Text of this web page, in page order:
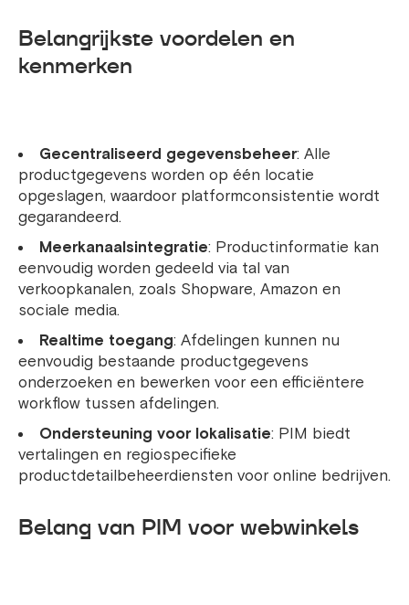
Belangrijkste voordelen en
kenmerken
Gecentraliseerd gegevensbeheer: Alle
productgegevens worden op één locatie
opgeslagen, waardoor platformconsistentie wordt
gegarandeerd.
Meerkanaalsintegratie: Productinformatie kan
eenvoudig worden gedeeld via tal van
verkoopkanalen, zoals Shopware, Amazon en
sociale media.
Realtime toegang: Afdelingen kunnen nu
eenvoudig bestaande productgegevens
onderzoeken en bewerken voor een efficiëntere
workflow tussen afdelingen.
Ondersteuning voor lokalisatie: PIM biedt
vertalingen en regiospecifieke
productdetailbeheerdiensten voor online bedrijven.
Belang van PIM voor webwinkels